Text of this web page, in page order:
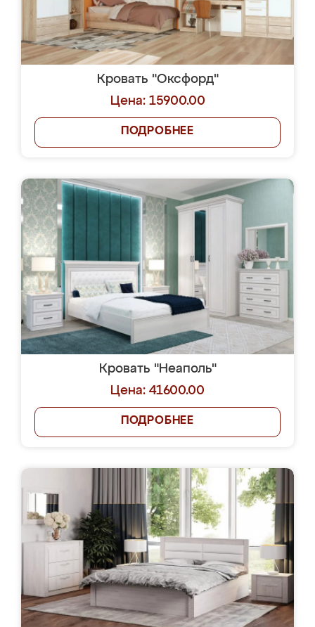
Кровать "Оксфорд"
Цена: 15900.00
ПОДРОБНЕЕ
Кровать "Неаполь"
Цена: 41600.00
ПОДРОБНЕЕ